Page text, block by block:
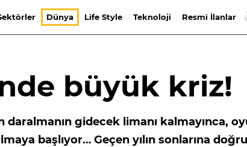
Dünya Life Style Teknoloji Resmi İlanlar
büyük kriz!
gidecek limanı kalmayınca,
başlıyor… Geçen yılın sonlarına doğru